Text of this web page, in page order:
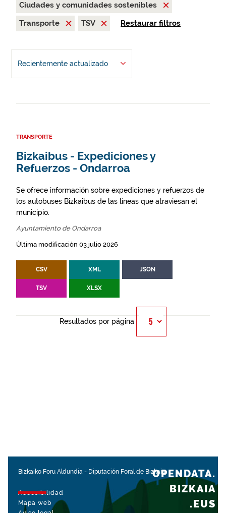
Ciudades y comunidades sostenibles
Transporte
TSV Restaurar filtros
Recientemente actualizado
TRANSPORTE
Bizkaibus - Expediciones y
Refuerzos - Ondarroa
Se ofrece información sobre expediciones y refuerzos de
los autobuses Bizkaibus de las líneas que atraviesan el
municipio.
Ayuntamiento de Ondarroa
Última modificación 03 julio 2026
CSV XML JSON
TSV XLSX
Resultados por página
Bizkaiko Foru Aldundia - Diputación Foral de Bizkaia
Accesibilidad
Mapa web
OPENDATA.
BIZKAIA
.EUS